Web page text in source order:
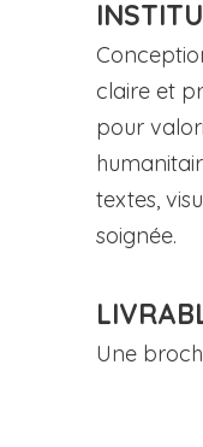
claire et
pour
textes,
soignée.
Une